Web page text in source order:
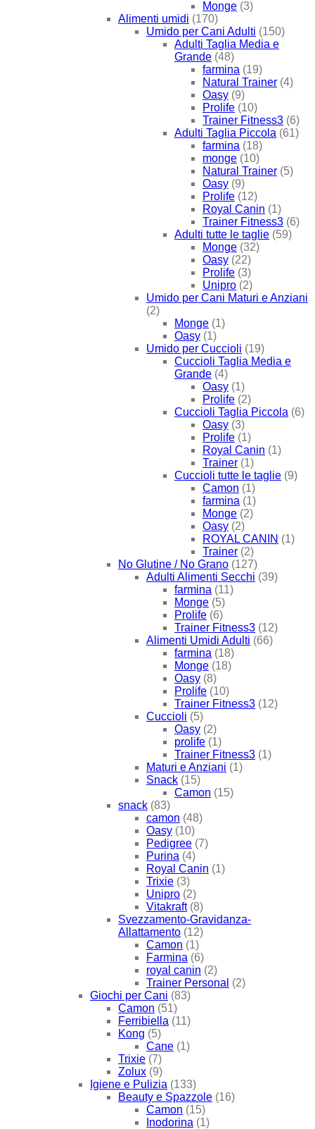
Monge (3)
Alimenti umidi (170)
Umido per Cani Adulti (150)
Adulti Taglia Media e
Grande (48)
farmina (19)
Natural Trainer (4)
Oasy (9)
Prolife (10)
Trainer Fitness3 (6)
Adulti Taglia Piccola (61)
farmina (18)
monge (10)
Natural Trainer (5)
Oasy (9)
Prolife (12)
Royal Canin (1)
Trainer Fitness3 (6)
Adulti tutte le taglie (59)
Monge (32)
Oasy (22)
Prolife (3)
Unipro (2)
Umido per Cani Maturi e Anziani
(2)
Monge (1)
Oasy (1)
Umido per Cuccioli (19)
Cuccioli Taglia Media e
Grande (4)
Oasy (1)
Prolife (2)
Cuccioli Taglia Piccola (6)
Oasy (3)
Prolife (1)
Royal Canin (1)
Trainer (1)
Cuccioli tutte le taglie (9)
Camon (1)
farmina (1)
Monge (2)
Oasy (2)
ROYAL CANIN (1)
Trainer (2)
No Glutine / No Grano (127)
Adulti Alimenti Secchi (39)
farmina (11)
Monge (5)
Prolife (6)
Trainer Fitness3 (12)
Alimenti Umidi Adulti (66)
farmina (18)
Monge (18)
Oasy (8)
Prolife (10)
Trainer Fitness3 (12)
Cuccioli (5)
Oasy (2)
prolife (1)
Trainer Fitness3 (1)
Maturi e Anziani (1)
Snack (15)
Camon (15)
snack (83)
camon (48)
Oasy (10)
Pedigree (7)
Purina (4)
Royal Canin (1)
Trixie (3)
Unipro (2)
Vitakraft (8)
Svezzamento-Gravidanza-
Allattamento (12)
Camon (1)
Farmina (6)
royal canin (2)
Trainer Personal (2)
Giochi per Cani (83)
Camon (51)
Ferribiella (11)
Kong (5)
Cane (1)
Trixie (7)
Zolux (9)
Igiene e Pulizia (133)
Beauty e Spazzole (16)
Camon (15)
Inodorina (1)